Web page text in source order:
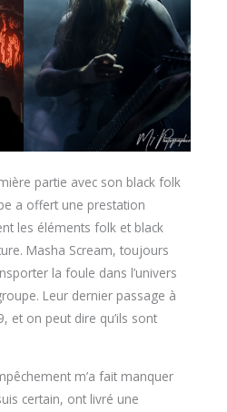
partie avec son black folk
a offert une prestation
les éléments folk et black
Masha Scream, toujours
la foule dans l’univers
Leur dernier passage à
et on peut dire qu’ils sont
m’a fait manquer
certain, ont livré une